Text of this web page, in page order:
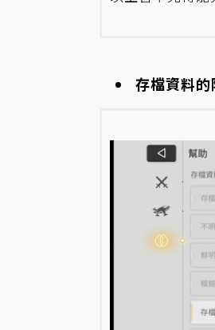
存檔資料的